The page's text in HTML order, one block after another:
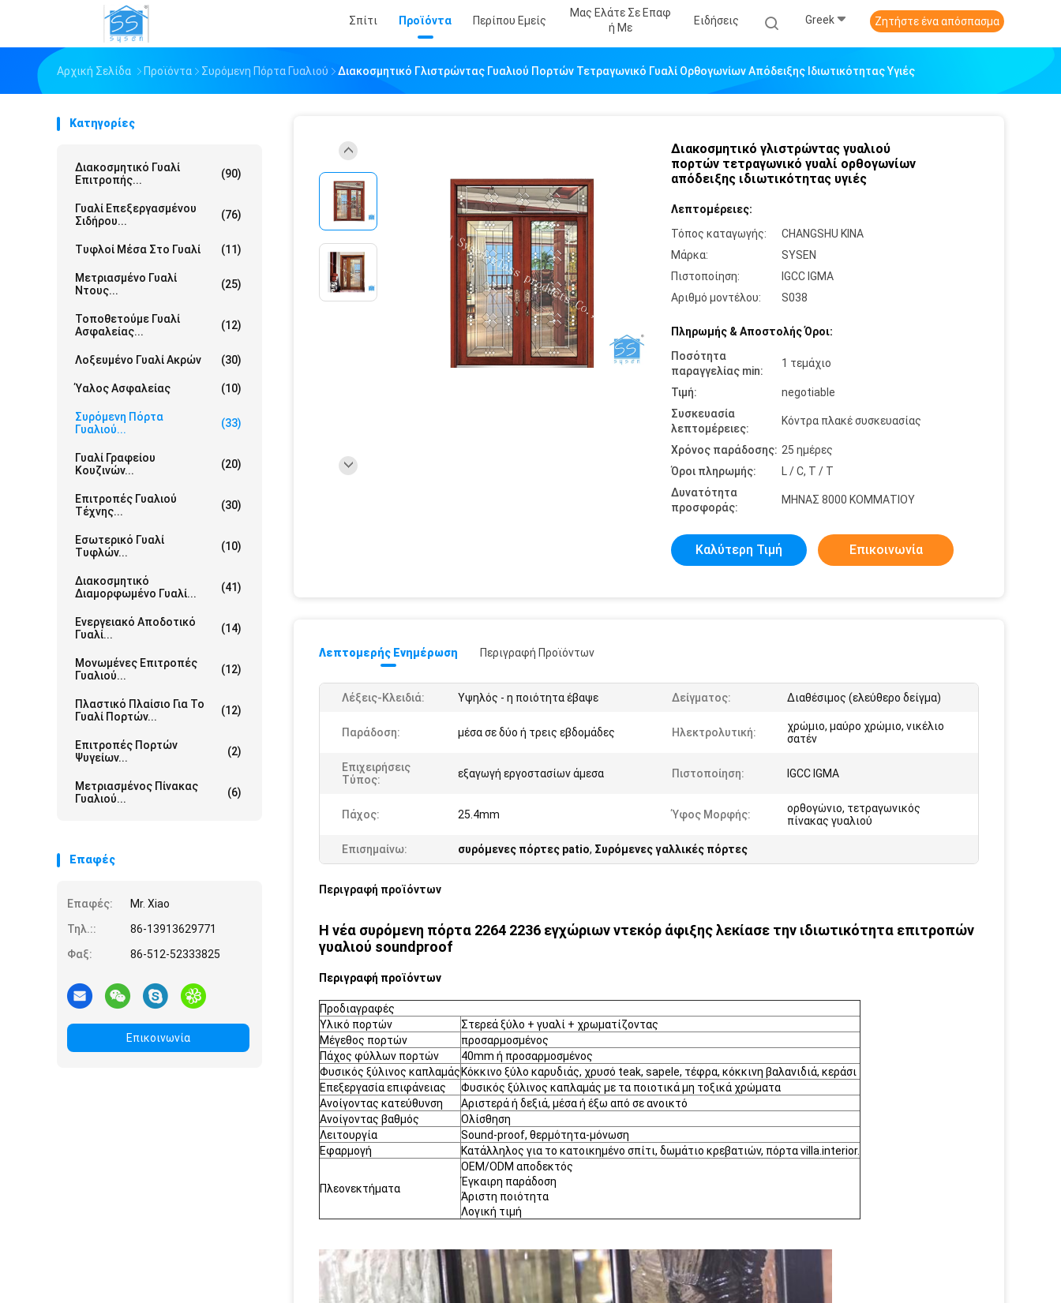
Σπίτι Προϊόντα Περίπου Εμείς
Μας Ελάτε Σε Επαφ
Ή Με
Ειδήσεις Greek Ζητήστε ένα απόσπασμα
Αρχική Σελίδα Προϊόντα Συρόμενη Πόρτα Γυαλιού Διακοσμητικό Γλιστρώντας Γυαλιού Πορτών Τετραγωνικό Γυαλί Ορθογωνίων Απόδειξης Ιδιωτικότητας Υγιές
Κατηγορίες
Διακοσμητικό Γυαλί
Επιτροπής...
(90)
Γυαλί Επεξεργασμένου
Σιδήρου...
(76)
Τυφλοί Μέσα Στο Γυαλί (11)
Μετριασμένο Γυαλί
Ντους...
(25)
Τοποθετούμε Γυαλί
Ασφαλείας...
(12)
Λοξευμένο Γυαλί Ακρών (30)
Ύαλος Ασφαλείας (10)
Συρόμενη Πόρτα
Γυαλιού...
(33)
Γυαλί Γραφείου
Κουζινών...
(20)
Επιτροπές Γυαλιού
Τέχνης...
(30)
Εσωτερικό Γυαλί
Τυφλών...
(10)
Διακοσμητικό
Διαμορφωμένο Γυαλί...
(41)
Ενεργειακό Αποδοτικό
Γυαλί...
(14)
Μονωμένες Επιτροπές
Γυαλιού...
(12)
Πλαστικό Πλαίσιο Για Το
Γυαλί Πορτών...
(12)
Επιτροπές Πορτών
Ψυγείων...
(2)
Μετριασμένος Πίνακας
Γυαλιού...
(6)
Επαφές
Επαφές:
Mr. Xiao
Τηλ.::
86-13913629771
Φαξ:
86-512-52333825
Επικοινωνία
Διακοσμητικό γλιστρώντας γυαλιού
πορτών τετραγωνικό γυαλί ορθογωνίων
απόδειξης ιδιωτικότητας υγιές
Λεπτομέρειες:
Τόπος καταγωγής:
CHANGSHU ΚΙΝΑ
Μάρκα:
SYSEN
Πιστοποίηση:
IGCC IGMA
Αριθμό μοντέλου:
S038
Πληρωμής & Αποστολής Όροι:
Ποσότητα
παραγγελίας min:
1 τεμάχιο
Τιμή:
negotiable
Συσκευασία
λεπτομέρειες:
Κόντρα πλακέ συσκευασίας
Χρόνος παράδοσης: 25 ημέρες
Όροι πληρωμής:
L / C, T / T
Δυνατότητα
προσφοράς:
ΜΗΝΑΣ 8000 ΚΟΜΜΑΤΙΟΥ
Καλύτερη Τιμή Επικοινωνία
Λεπτομερής Ενημέρωση Περιγραφή Προϊόντων
Λέξεις-Κλειδιά: Υψηλός - η ποιότητα έβαψε Δείγματος: Διαθέσιμος (ελεύθερο δείγμα)
Παράδοση: μέσα σε δύο ή τρεις εβδομάδες Ηλεκτρολυτική:
χρώμιο, μαύρο χρώμιο, νικέλιο
σατέν
Επιχειρήσεις
Τύπος:
εξαγωγή εργοστασίων άμεσα Πιστοποίηση: IGCC IGMA
Πάχος: 25.4mm Ύφος Μορφής:
ορθογώνιο, τετραγωνικός
πίνακας γυαλιού
Επισημαίνω: συρόμενες πόρτες patio, Συρόμενες γαλλικές πόρτες
Περιγραφή προϊόντων
Η νέα συρόμενη πόρτα 2264 2236 εγχώριων ντεκόρ άφιξης λεκίασε την ιδιωτικότητα επιτροπών
γυαλιού soundproof
Περιγραφή προϊόντων
Προδιαγραφές
Υλικό πορτών
Στερεά ξύλο + γυαλί + χρωματίζοντας
Μέγεθος πορτών
προσαρμοσμένος
Πάχος φύλλων πορτών
40mm ή προσαρμοσμένος
Φυσικός ξύλινος καπλαμάς Κόκκινο ξύλο καρυδιάς, χρυσό teak, sapele, τέφρα, κόκκινη βαλανιδιά, κεράσι
Επεξεργασία επιφάνειας
Φυσικός ξύλινος καπλαμάς με τα ποιοτικά μη τοξικά χρώματα
Ανοίγοντας κατεύθυνση
Αριστερά ή δεξιά, μέσα ή έξω από σε ανοικτό
Ανοίγοντας βαθμός
Ολίσθηση
Λειτουργία
Sound-proof, θερμότητα-μόνωση
Εφαρμογή
Κατάλληλος για το κατοικημένο σπίτι, δωμάτιο κρεβατιών, πόρτα villa.interior.
Πλεονεκτήματα
OEM/ODM αποδεκτός
Έγκαιρη παράδοση
Άριστη ποιότητα
Λογική τιμή